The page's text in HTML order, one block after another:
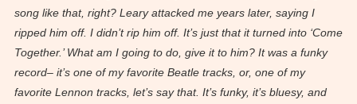
song like that, right? Leary attacked me years later, saying I
ripped him off. I didn’t rip him off. It’s just that it turned into ‘Come
Together.’ What am I going to do, give it to him? It was a funky
record– it’s one of my favorite Beatle tracks, or, one of my
favorite Lennon tracks, let’s say that. It’s funky, it’s bluesy, and